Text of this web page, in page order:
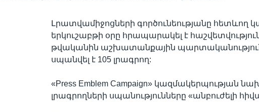
Լրատվամիջոցների գործունեությանը հետևող
երկուշաբթի օրը հրապարակել է
թվականին աշխատանքային
սպանվել է 105 լրագրող:
«Press Emblem Campaign» կազմակերպության
լրագրողների սպանությունները «անբուժելի